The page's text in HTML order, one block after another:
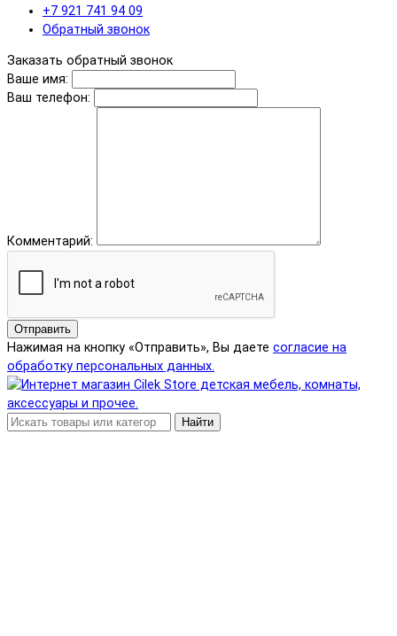
+7 921 741 94 09
Обратный звонок
Заказать обратный звонок
Ваше имя:
Ваш телефон:
Комментарий:
Отправить
Нажимая на кнопку «Отправить», Вы даете согласие на
обработку персональных данных.
Найти